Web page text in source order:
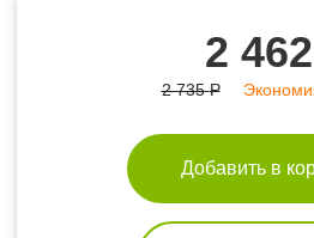
2 462
2 735 Р
Добавить в